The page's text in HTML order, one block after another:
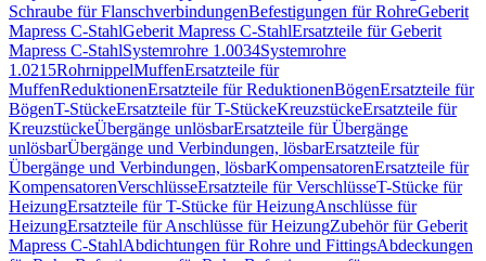
Schraube für FlanschverbindungenBefestigungen für RohreGeberit
Mapress C-StahlGeberit Mapress C-StahlErsatzteile für Geberit
Mapress C-StahlSystemrohre 1.0034Systemrohre
1.0215RohrnippelMuffenErsatzteile für
MuffenReduktionenErsatzteile für ReduktionenBögenErsatzteile für
BögenT-StückeErsatzteile für T-StückeKreuzstückeErsatzteile für
KreuzstückeÜbergänge unlösbarErsatzteile für Übergänge
unlösbarÜbergänge und Verbindungen, lösbarErsatzteile für
Übergänge und Verbindungen, lösbarKompensatorenErsatzteile für
KompensatorenVerschlüsseErsatzteile für VerschlüsseT-Stücke für
HeizungErsatzteile für T-Stücke für HeizungAnschlüsse für
HeizungErsatzteile für Anschlüsse für HeizungZubehör für Geberit
Mapress C-StahlAbdichtungen für Rohre und FittingsAbdeckungen